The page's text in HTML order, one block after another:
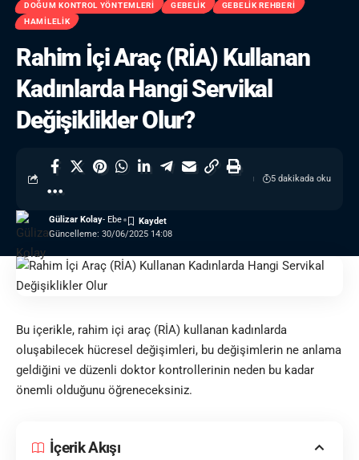
DOĞUM KONTROL YÖNTEMLERI
GEBELIK
GEBELIK REHBERI
HAMILELIK
Rahim İçi Araç (RİA) Kullanan
Kadınlarda Hangi Servikal
Değişiklikler Olur?
Güncelleme: 30/06/2025 14:08
Gülizar Kolay- Ebe
5 dakikada oku
Bu içerikle, rahim içi araç (RİA) kullanan kadınlarda
oluşabilecek hücresel değişimleri, bu değişimlerin ne anlama
geldiğini ve düzenli doktor kontrollerinin neden bu kadar
önemli olduğunu öğreneceksiniz.
İçerik Akışı